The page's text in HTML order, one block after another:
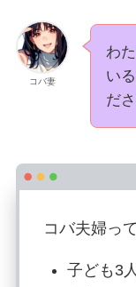
コバ妻
わ
い
だ
コバ夫婦っ
子ども3